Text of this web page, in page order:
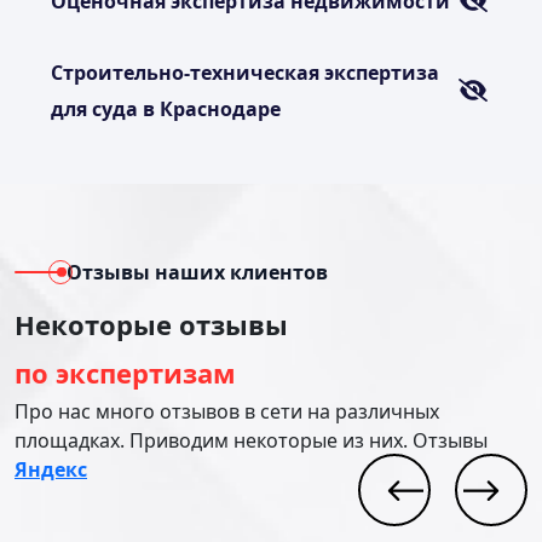
Строительно-техническая экспертиза
для суда в Краснодаре
Отзывы наших клиентов
Некоторые отзывы
по экспертизам
Про нас много отзывов в сети на различных
площадках. Приводим некоторые из них. Отзывы
Яндекс